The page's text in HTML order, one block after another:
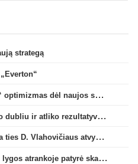
strategą
Po svarbaus susitikimo – „Real“ optimizmas dėl naujos sutarties su Viniciumi
L. Messi lygų taurėje pasižymėjo dubliu ir atliko rezultatyvų perdavimą
S. Adali: „Besiktas“ klubas dirba ties D. Vlahovičiaus atvykimu“
V. Dambrausko ekipa Čempionų lygos atrankoje patyrė skaudžią nesėkmę